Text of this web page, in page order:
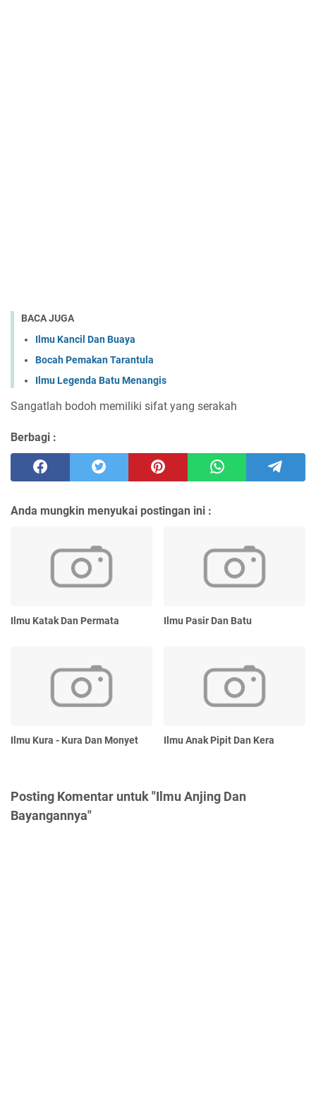
BACA JUGA
Ilmu Kancil Dan Buaya
Bocah Pemakan Tarantula
Ilmu Legenda Batu Menangis
Sangatlah bodoh memiliki sifat yang serakah
Berbagi :
Anda mungkin menyukai postingan ini :
Ilmu Katak Dan Permata Ilmu Pasir Dan Batu
Ilmu Kura - Kura Dan Monyet Ilmu Anak Pipit Dan Kera
Posting Komentar untuk "Ilmu Anjing Dan
Bayangannya"